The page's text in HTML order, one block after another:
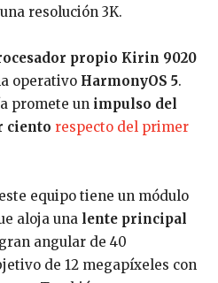
resolución 3K.
propio Kirin 9020
operativo HarmonyOS 5.
promete un impulso del
ciento respecto del primer
equipo tiene un módulo
aloja una lente principal
angular de 40
de 12 megapíxeles con